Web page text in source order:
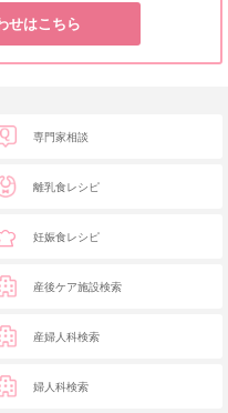
せはこちら
専門家相談
離乳食レシピ
妊娠食レシピ
産後ケア施設検索
産婦人科検索
婦人科検索